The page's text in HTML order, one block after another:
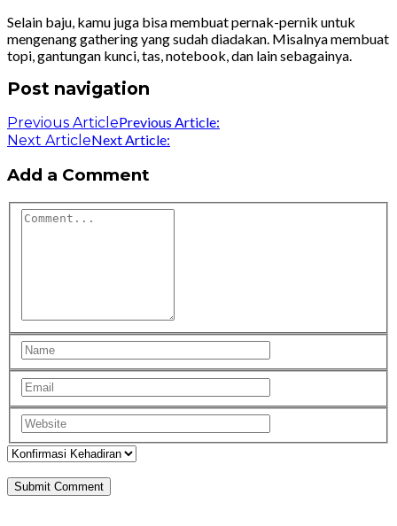
Selain baju, kamu juga bisa membuat pernak-pernik untuk
mengenang gathering yang sudah diadakan. Misalnya membuat
topi, gantungan kunci, tas, notebook, dan lain sebagainya.
Post navigation
Previous ArticlePrevious Article:
Next ArticleNext Article:
Add a Comment